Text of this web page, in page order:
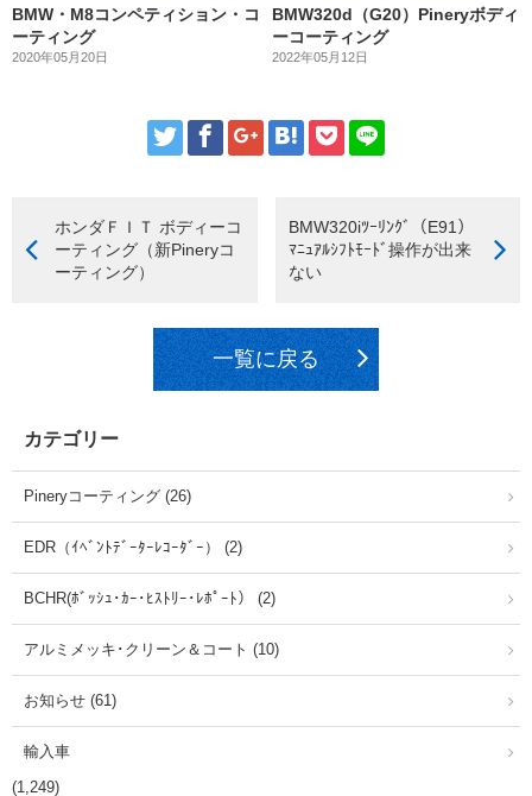
BMW・M8コンペティション・コ
ーティング
2020年05月20日
BMW320d（G20）Pineryボディ
ーコーティング
2022年05月12日
ホンダＦＩＴ ボディーコ
ーティング（新Pineryコ
ーティング）
BMW320iﾂｰﾘﾝｸﾞ（E91）
ﾏﾆｭｱﾙｼﾌﾄﾓｰﾄﾞ操作が出来
ない
一覧に戻る
カテゴリー
Pineryコーティング (26)
EDR（ｲﾍﾞﾝﾄﾃﾞｰﾀｰﾚｺｰﾀﾞｰ） (2)
BCHR(ﾎﾞｯｼｭ･ｶｰ･ﾋｽﾄﾘｰ･ﾚﾎﾟｰﾄ） (2)
アルミメッキ･クリーン＆コート (10)
お知らせ (61)
輸入車
(1,249)